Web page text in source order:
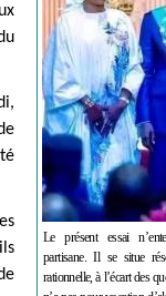
Le présent essai
partisane. Il se situe
rationnelle, à l’écart des